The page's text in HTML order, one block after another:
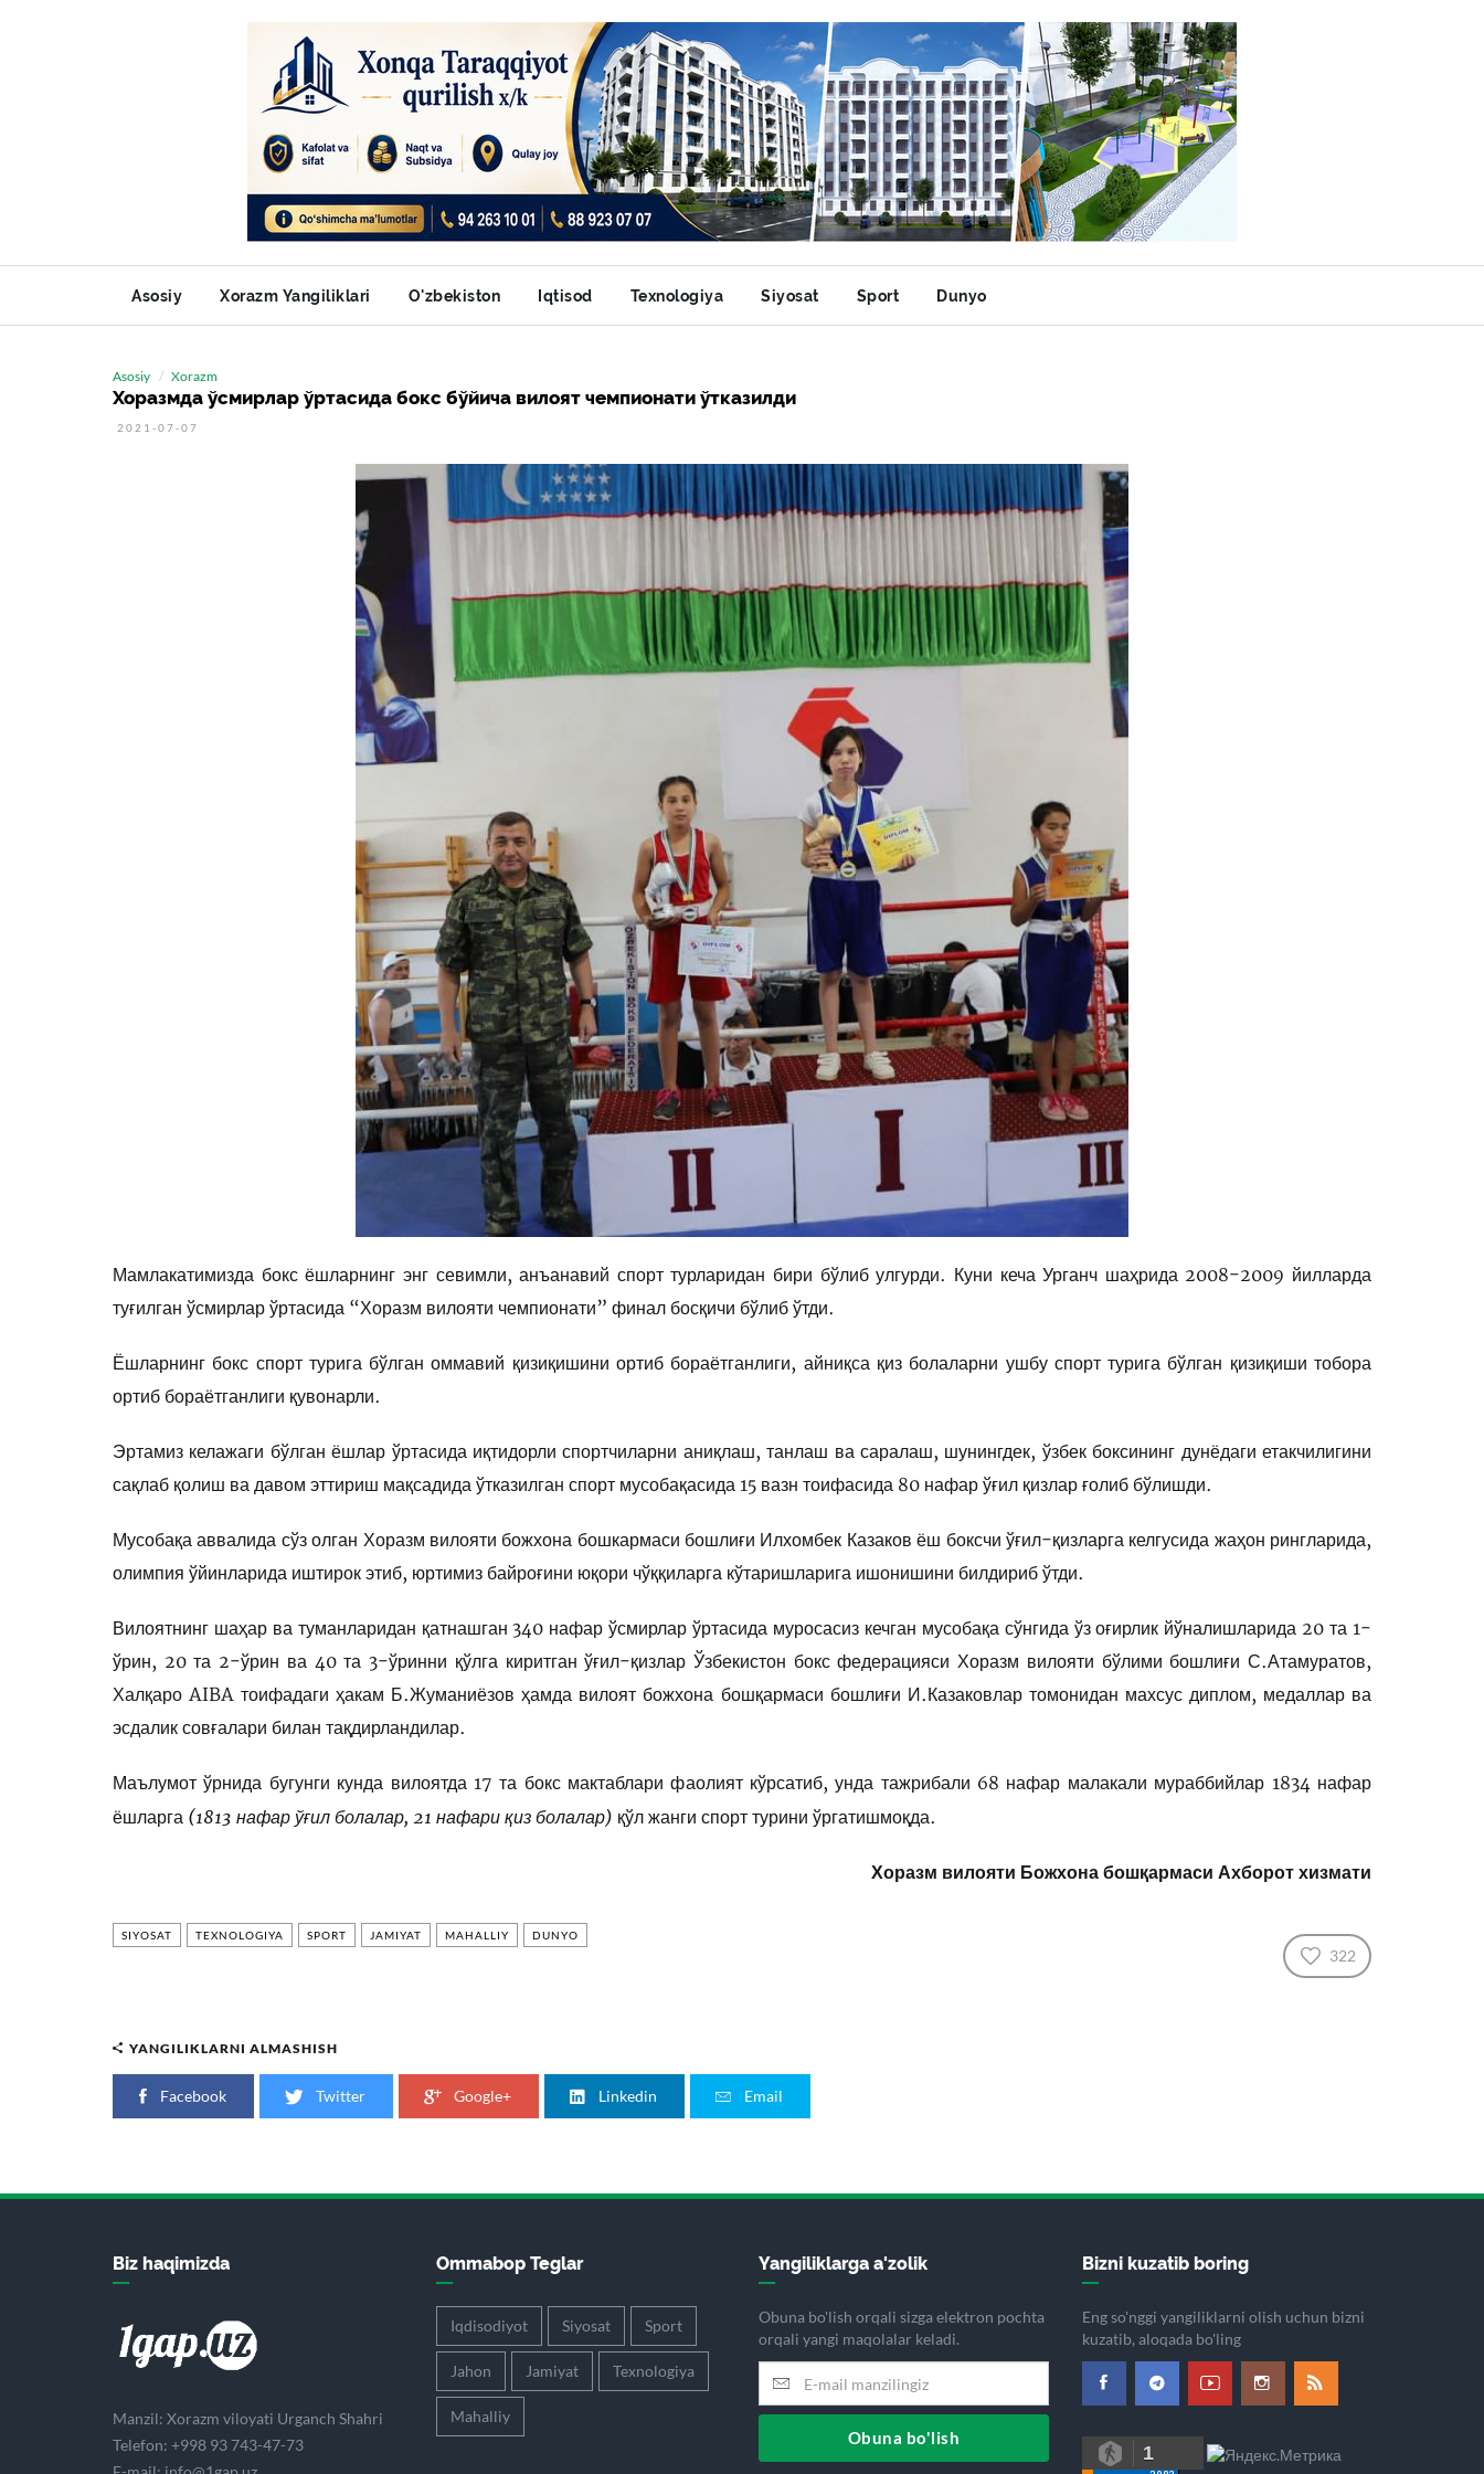
Asosiy Xorazm Yangiliklari O'zbekiston Iqtisod Texnologiya Siyosat Sport Dunyo
Asosiy Xorazm
Хоразмда ўсмирлар ўртасида бокс бўйича вилоят чемпионати ўтказилди
2021-07-07
Мамлакатимизда бокс ёшларнинг энг севимли, анъанавий спорт турларидан бири бўлиб улгурди. Куни кеча Урганч шаҳрида 2008-2009 йилларда
туғилган ўсмирлар ўртасида “Хоразм вилояти чемпионати” финал босқичи бўлиб ўтди.
Ёшларнинг бокс спорт турига бўлган оммавий қизиқишини ортиб бораётганлиги, айниқса қиз болаларни ушбу спорт турига бўлган қизиқиши тобора
ортиб бораётганлиги қувонарли.
Эртамиз келажаги бўлган ёшлар ўртасида иқтидорли спортчиларни аниқлаш, танлаш ва саралаш, шунингдек, ўзбек боксининг дунёдаги етакчилигини
сақлаб қолиш ва давом эттириш мақсадида ўтказилган спорт мусобақасида 15 вазн тоифасида 80 нафар ўғил қизлар ғолиб бўлишди.
Мусобақа аввалида сўз олган Хоразм вилояти божхона бошкармаси бошлиғи Илхомбек Казаков ёш боксчи ўғил-қизларга келгусида жаҳон рингларида,
олимпия ўйинларида иштирок этиб, юртимиз байроғини юқори чўққиларга кўтаришларига ишонишини билдириб ўтди.
Вилоятнинг шаҳар ва туманларидан қатнашган 340 нафар ўсмирлар ўртасида муросасиз кечган мусобақа сўнгида ўз оғирлик йўналишларида 20 та 1-
ўрин, 20 та 2-ўрин ва 40 та 3-ўринни қўлга киритган ўғил-қизлар Ўзбекистон бокс федерацияси Хоразм вилояти бўлими бошлиғи С.Атамуратов,
Халқаро AIBA тоифадаги ҳакам Б.Жуманиёзов ҳамда вилоят божхона бошқармаси бошлиғи И.Казаковлар томонидан махсус диплом, медаллар ва
эсдалик совғалари билан тақдирландилар.
Маълумот ўрнида бугунги кунда вилоятда 17 та бокс мактаблари фаолият кўрсатиб, унда тажрибали 68 нафар малакали мураббийлар 1834 нафар
ёшларга (1813 нафар ўғил болалар, 21 нафари қиз болалар) қўл жанги спорт турини ўргатишмоқда.
Хоразм вилояти Божхона бошқармаси Ахборот хизмати
SIYOSAT TEXNOLOGIYA SPORT JAMIYAT MAHALLIY DUNYO
322
YANGILIKLARNI ALMASHISH
Facebook Twitter Google+ Linkedin Email
Biz haqimizda
Manzil: Xorazm viloyati Urganch Shahri
Telefon: +998 93 743-47-73
Ommabop Teglar
Iqdisodiyot Siyosat Sport
Jahon Jamiyat Texnologiya
Mahalliy
Yangiliklarga a'zolik
Obuna bo'lish orqali sizga elektron pochta
orqali yangi maqolalar keladi.
Obuna bo'lish
Bizni kuzatib boring
Eng so'nggi yangiliklarni olish uchun bizni
kuzatib, aloqada bo'ling
1